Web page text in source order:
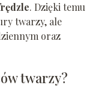
. Dzięki temu
twarzy, ale
oraz
twarzy?